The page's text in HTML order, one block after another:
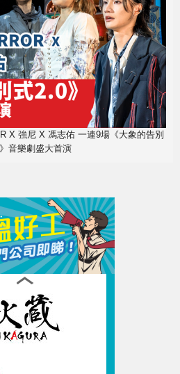
X 強尼 X 馮志佑 一連9場《大象的告別
音樂劇盛大首演